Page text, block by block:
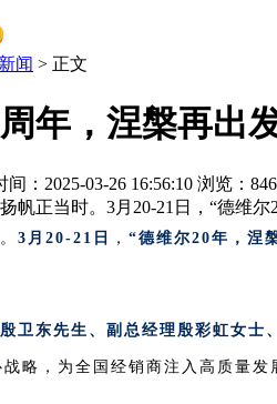
闻 > 正文
周年，涅槃再
间：2025-03-26 16:56:10 浏览：
帆正当时。3月20-21日，“德维
3月20-21日 ， “德维尔20年，涅
卫东先生 、副总经理殷彩虹女士
略，为全国经销商注入高质量发